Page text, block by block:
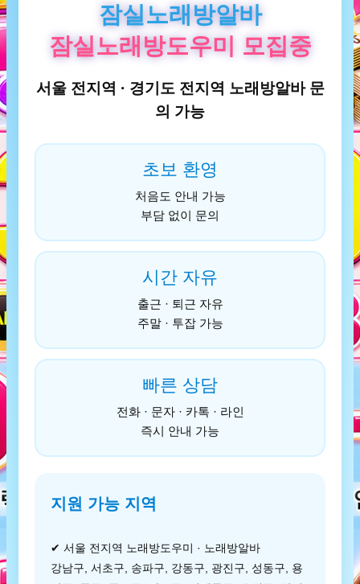
잠실노래방알바
잠실노래방도우미 모집중
서울 전지역 · 경기도 전지역 노래방알바 문
의 가능
초보 환영
처음도 안내 가능
부담 없이 문의
시간 자유
출근 · 퇴근 자유
주말 · 투잡 가능
빠른 상담
전화 · 문자 · 카톡 · 라인
즉시 안내 가능
지원 가능 지역
✔ 서울 전지역 노래방도우미 · 노래방알바
강남구, 서초구, 송파구, 강동구, 광진구, 성동구, 용